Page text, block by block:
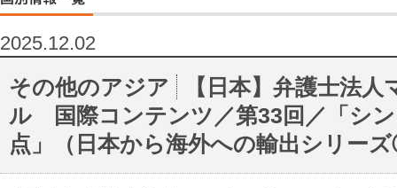
2025.12.02
その他のアジア
【日本】弁護士法
ル 国際コンテンツ／第33回／「シ
点」（日本から海外への輸出シリー